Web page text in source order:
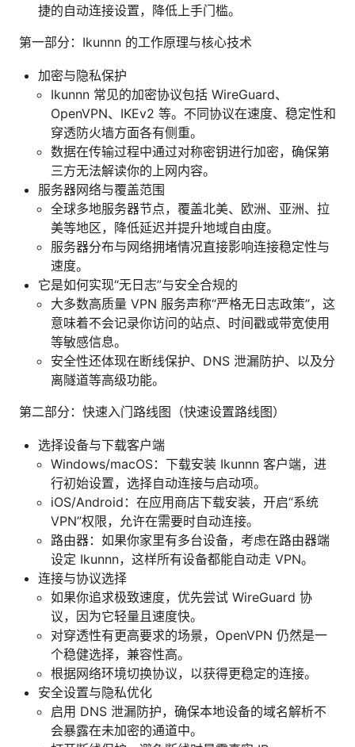
捷的自动连接设置，降低上手门槛。
第一部分：Ikunnn 的工作原理与核心技术
加密与隐私保护
Ikunnn 常见的加密协议包括 WireGuard、
OpenVPN、IKEv2 等。不同协议在速度、稳定性和
穿透防火墙方面各有侧重。
数据在传输过程中通过对称密钥进行加密，确保第
三方无法解读你的上网内容。
服务器网络与覆盖范围
全球多地服务器节点，覆盖北美、欧洲、亚洲、拉
美等地区，降低延迟并提升地域自由度。
服务器分布与网络拥堵情况直接影响连接稳定性与
速度。
它是如何实现“无日志”与安全合规的
大多数高质量 VPN 服务声称“严格无日志政策”，这
意味着不会记录你访问的站点、时间戳或带宽使用
等敏感信息。
安全性还体现在断线保护、DNS 泄漏防护、以及分
离隧道等高级功能。
第二部分：快速入门路线图（快速设置路线图）
选择设备与下载客户端
Windows/macOS：下载安装 Ikunnn 客户端，进
行初始设置，选择自动连接与启动项。
iOS/Android：在应用商店下载安装，开启“系统
VPN”权限，允许在需要时自动连接。
路由器：如果你家里有多台设备，考虑在路由器端
设定 Ikunnn，这样所有设备都能自动走 VPN。
连接与协议选择
如果你追求极致速度，优先尝试 WireGuard 协
议，因为它轻量且速度快。
对穿透性有更高要求的场景，OpenVPN 仍然是一
个稳健选择，兼容性高。
根据网络环境切换协议，以获得更稳定的连接。
安全设置与隐私优化
启用 DNS 泄漏防护，确保本地设备的域名解析不
会暴露在未加密的通道中。